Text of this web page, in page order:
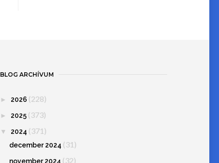
BLOG ARCHÍVUM
► 2026 (228)
► 2025 (373)
▼ 2024 (371)
december 2024 (31)
november 2024 (32)